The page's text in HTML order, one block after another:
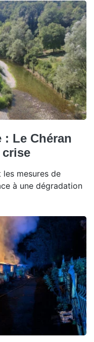
: Le Chéran
mesures de
à une dégradation